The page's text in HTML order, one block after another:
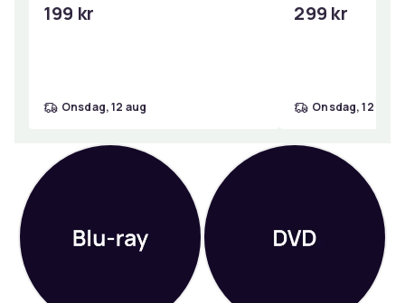
199 kr
onsdag, 12 aug
299 kr
onsdag, 12 aug